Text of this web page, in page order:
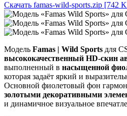
Скачать famas-wild-sports.zip [742
Модель Famas | Wild Sports для
высококачественный HD-скин
выполненный в насыщенной
которая задаёт яркий и
Основной фиолетовый фон
золотыми декоративными
и динамичное визуальное